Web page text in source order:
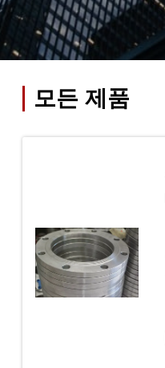
모든 제품